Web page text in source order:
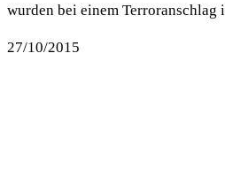
wurden bei einem Terroranschlag
27/10/2015